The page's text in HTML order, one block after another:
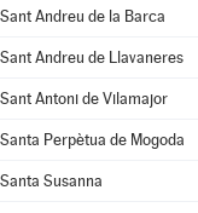
Sant Andreu de la Barca
Sant Andreu de Llavaneres
Sant Antoni de Vilamajor
Santa Perpètua de Mogoda
Santa Susanna